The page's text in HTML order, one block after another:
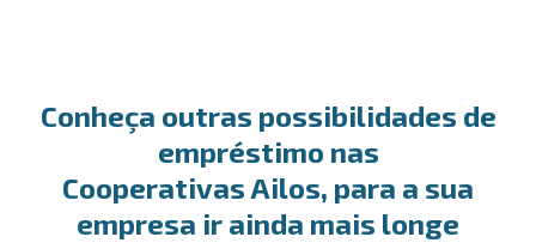
Conheça outras possibilidades de
empréstimo nas
Cooperativas Ailos, para a sua
empresa ir ainda mais longe